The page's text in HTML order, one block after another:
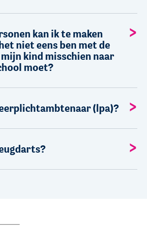
kan ik te maken
niet eens ben met de
kind misschien naar
moet?
(lpa)?